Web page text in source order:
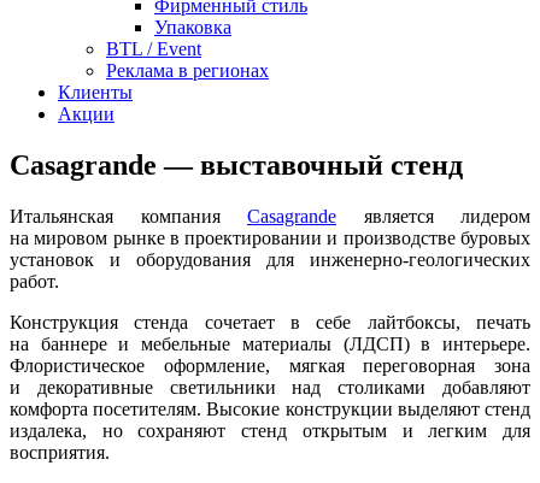
Фирменный стиль
Упаковка
BTL / Event
Реклама в регионах
Клиенты
Акции
Casagrande — выставочный стенд
Итальянская компания Casagrande является лидером
на мировом рынке в проектировании и производстве буровых
установок и оборудования для инженерно-геологических
работ.
Конструкция стенда сочетает в себе лайтбоксы, печать
на баннере и мебельные материалы (ЛДСП) в интерьере.
Флористическое оформление, мягкая переговорная зона
и декоративные светильники над столиками добавляют
комфорта посетителям. Высокие конструкции выделяют стенд
издалека, но сохраняют стенд открытым и легким для
восприятия.